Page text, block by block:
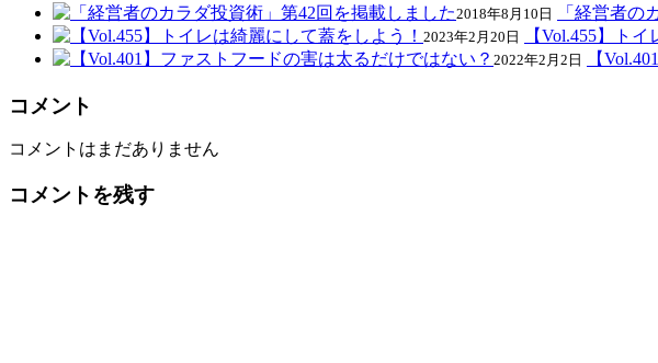
2018年8月10日 「経営者の
2023年2月20日 【Vol.455】ト
2022年2月2日 【
コメント
コメントはまだありません
コメントを残す